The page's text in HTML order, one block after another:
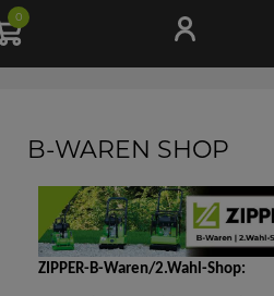
0
B-WAREN SHOP
ZIPPER-B-Waren/2.Wahl-Shop: